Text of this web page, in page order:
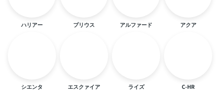
ハリアー プリウス アルファード アクア
シエンタ エスクァイア ライズ C-HR